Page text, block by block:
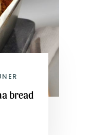
bread